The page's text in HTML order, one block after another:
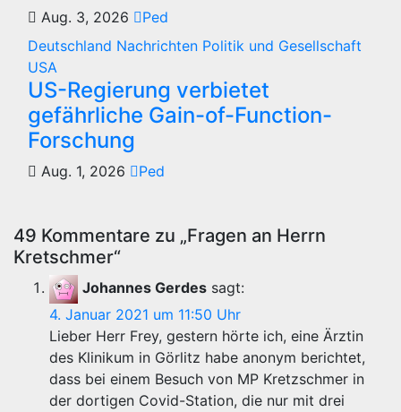
Aug. 3, 2026
Ped
Deutschland Nachrichten Politik und Gesellschaft
USA
US-Regierung verbietet
gefährliche Gain-of-Function-
Forschung
Aug. 1, 2026 Ped
49 Kommentare zu „Fragen an Herrn
Kretschmer“
Johannes Gerdes sagt:
4. Januar 2021 um 11:50 Uhr
Lieber Herr Frey, gestern hörte ich, eine Ärztin
des Klinikum in Görlitz habe anonym berichtet,
dass bei einem Besuch von MP Kretzschmer in
der dortigen Covid-Station, die nur mit drei